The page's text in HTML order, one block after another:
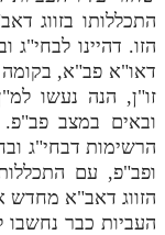
שידור חי
הזמן סט תע"ס
הזמן סט תלמוד עשר
ספרים להורדה
מנוע חיפוש בספרים
התכללותו בזווג
הזו. דהיינו
דאו"א פב"א, בקומה
זו"ן, הנה נעשו
ובאים במצב
הרשימות דבחי"ג
ופב"פ, עם
הזווג דאב"א מחדש
העביות כבר